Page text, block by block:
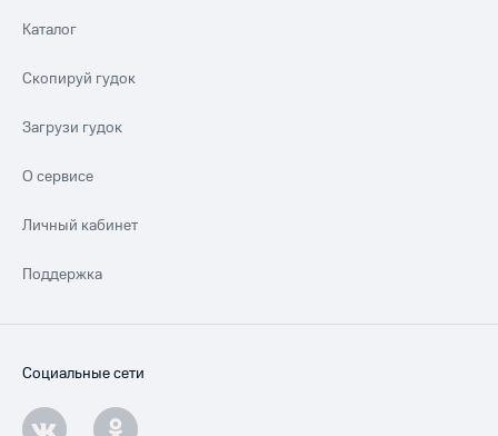
Каталог
Скопируй гудок
Загрузи гудок
О сервисе
Личный кабинет
Поддержка
Социальные сети